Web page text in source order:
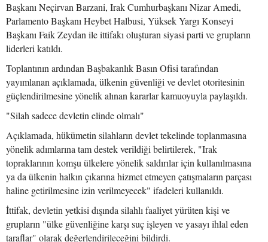
Başkanı Neçirvan Barzani, Irak Cumhurbaşkanı Nizar Amedi,
Parlamento Başkanı Heybet Halbusi, Yüksek Yargı Konseyi
Başkanı Faik Zeydan ile ittifakı oluşturan siyasi parti ve grupların
liderleri katıldı.
Toplantının ardından Başbakanlık Basın Ofisi tarafından
yayımlanan açıklamada, ülkenin güvenliği ve devlet otoritesinin
güçlendirilmesine yönelik alınan kararlar kamuoyuyla paylaşıldı.
"Silah sadece devletin elinde olmalı"
Açıklamada, hükümetin silahların devlet tekelinde toplanmasına
yönelik adımlarına tam destek verildiği belirtilerek, "Irak
topraklarının komşu ülkelere yönelik saldırılar için kullanılmasına
ya da ülkenin halkın çıkarına hizmet etmeyen çatışmaların parçası
haline getirilmesine izin verilmeyecek" ifadeleri kullanıldı.
İttifak, devletin yetkisi dışında silahlı faaliyet yürüten kişi ve
grupların "ülke güvenliğine karşı suç işleyen ve yasayı ihlal eden
taraflar" olarak değerlendirileceğini bildirdi.